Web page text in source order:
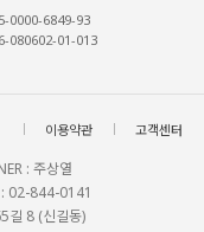
0000-6849-93
080602-01-013
이용약관 고객센터
: 주상열
02-844-0141
길 8 (신길동)